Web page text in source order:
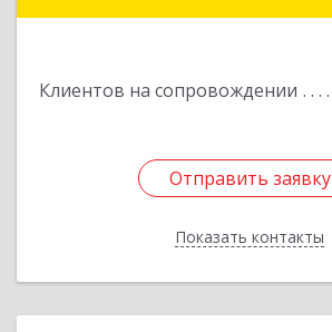
Клиентов на сопровождении
Отправить заявку
Показать контакты
Отправить заявку
Назад